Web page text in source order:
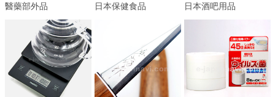
醫藥部外品 日本保健食品 日本酒吧用品